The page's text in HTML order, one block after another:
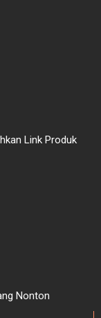
Link Produk
Nonton